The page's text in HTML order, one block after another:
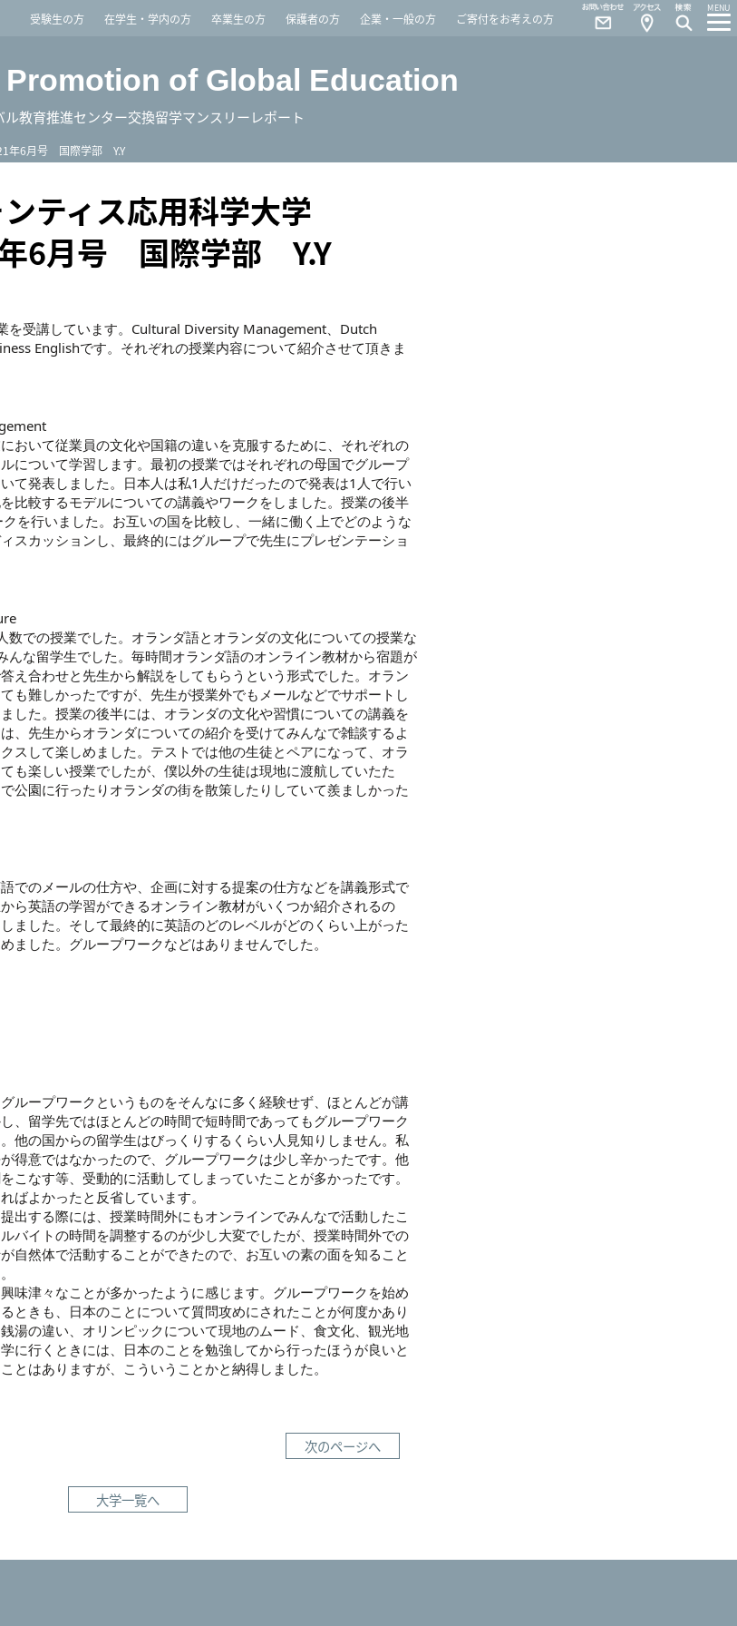
受験生の方 在学生・学内の方 卒業生の方 保護者の方 企業・一般の方 ご寄付をお考えの方
MENU
Access
Contact
of Global Education
ル教育推進センター交換留学マンスリーレポート
年6月号 国際学部 Y.Y
ティス応用科学大学
6月号 国際学部 Y.Y
を受講しています。Cultural Diversity Management、Dutch
Englishです。それぞれの授業内容について紹介させて頂きま
おいて従業員の文化や国籍の違いを克服するために、それぞれの
について学習します。最初の授業ではそれぞれの母国でグループ
て発表しました。日本人は私1人だけだったので発表は1人で行い
比較するモデルについての講義やワークをしました。授業の後半
を行いました。お互いの国を比較し、一緒に働く上でどのような
スカッションし、最終的にはグループで先生にプレゼンテーショ
数での授業でした。オランダ語とオランダの文化についての授業な
んな留学生でした。毎時間オランダ語のオンライン教材から宿題が
え合わせと先生から解説をしてもらうという形式でした。オラン
も難しかったですが、先生が授業外でもメールなどでサポートし
した。授業の後半には、オランダの文化や習慣についての講義を
、先生からオランダについての紹介を受けてみんなで雑談するよ
スして楽しめました。テストでは他の生徒とペアになって、オラ
も楽しい授業でしたが、僕以外の生徒は現地に渡航していたた
公園に行ったりオランダの街を散策したりしていて羨ましかった
でのメールの仕方や、企画に対する提案の仕方などを講義形式で
ら英語の学習ができるオンライン教材がいくつか紹介されるの
ました。そして最終的に英語のどのレベルがどのくらい上がった
ました。グループワークなどはありませんでした。
ループワークというものをそんなに多く経験せず、ほとんどが講
、留学先ではほとんどの時間で短時間であってもグループワーク
他の国からの留学生はびっくりするくらい人見知りしません。私
得意ではなかったので、グループワークは少し辛かったです。他
こなす等、受動的に活動してしまっていたことが多かったです。
ばよかったと反省しています。
出する際には、授業時間外にもオンラインでみんなで活動したこ
バイトの時間を調整するのが少し大変でしたが、授業時間外での
自然体で活動することができたので、お互いの素の面を知ること
味津々なことが多かったように感じます。グループワークを始め
ときも、日本のことについて質問攻めにされたことが何度かあり
湯の違い、オリンピックについて現地のムード、食文化、観光地
に行くときには、日本のことを勉強してから行ったほうが良いと
とはありますが、こういうことかと納得しました。
次のページへ
大学一覧へ